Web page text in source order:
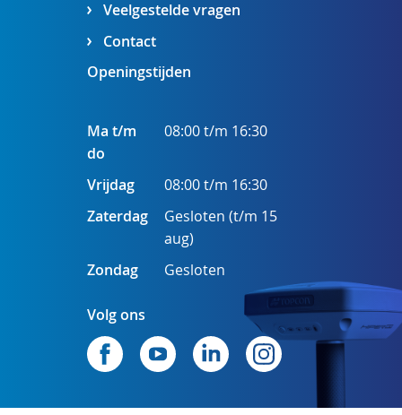
Veelgestelde vragen
Contact
Openingstijden
Ma t/m
do
08:00 t/m 16:30
Vrijdag
08:00 t/m 16:30
Zaterdag
Gesloten (t/m 15
aug)
Zondag
Gesloten
Volg ons